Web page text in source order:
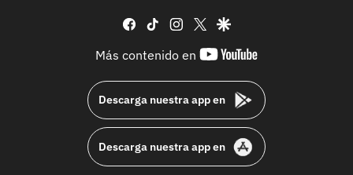
facebook
tiktok instagram
twittergoogle
Más contenido en
youtube-
Descarga nuestra app en
Descarga nuestra app en